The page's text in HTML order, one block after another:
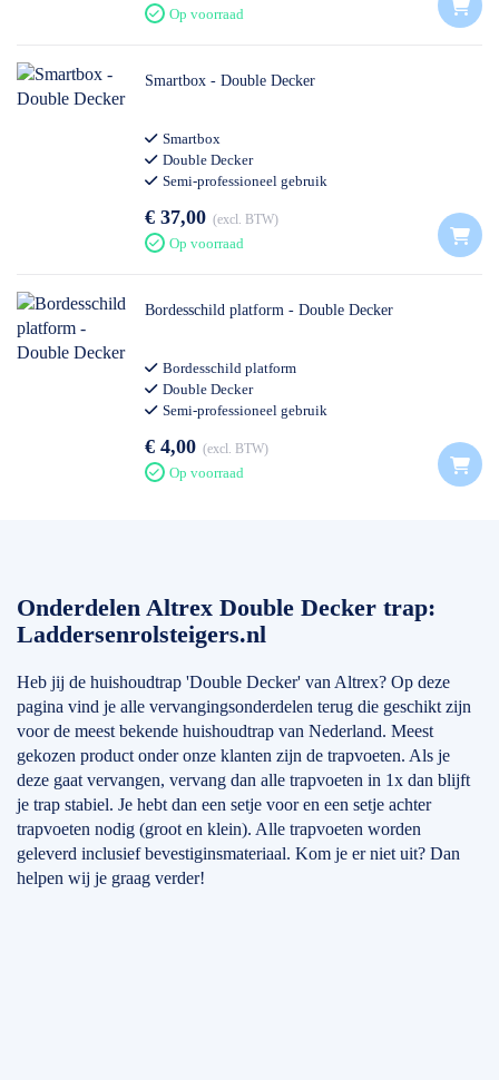
Op voorraad
Smartbox - Double Decker
Smartbox
Double Decker
Semi-professioneel gebruik
€ 37,00 excl. BTW
Op voorraad
Bordesschild platform - Double Decker
Bordesschild platform
Double Decker
Semi-professioneel gebruik
€ 4,00 excl. BTW
Op voorraad
Onderdelen Altrex Double Decker trap:
Laddersenrolsteigers.nl
Heb jij de huishoudtrap 'Double Decker' van Altrex? Op deze
pagina vind je alle vervangingsonderdelen terug die geschikt zijn
voor de meest bekende huishoudtrap van Nederland. Meest
gekozen product onder onze klanten zijn de trapvoeten. Als je
deze gaat vervangen, vervang dan alle trapvoeten in 1x dan blijft
je trap stabiel. Je hebt dan een setje voor en een setje achter
trapvoeten nodig (groot en klein). Alle trapvoeten worden
geleverd inclusief bevestiginsmateriaal. Kom je er niet uit? Dan
helpen wij je graag verder!